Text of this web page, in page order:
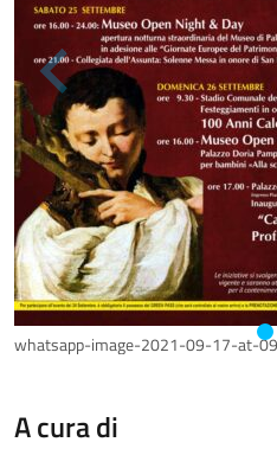
whatsapp-image-2021-09-17-at-
A cura di